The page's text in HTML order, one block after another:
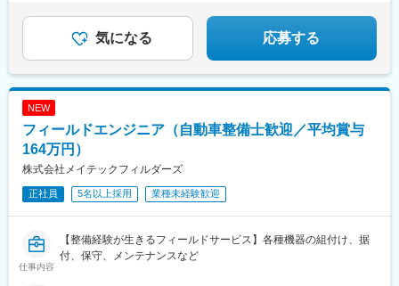
中津駅(大阪府・阪急線)、今出川駅、五条駅(京都市営)、桜島駅、
六本木駅、伊予大洲駅、福駅、芦原橋駅、桃山駅、野田阪神駅、
東比恵駅、渡辺橋駅、淀屋橋駅、鶴崎駅、西小倉駅、二島駅、今
池駅(福岡県)、上鳥羽口駅、竹下駅、小森江駅、甘木駅(西鉄線)、
広畑駅、住ノ江駅、江波駅、八本松駅、矢場町駅、大船駅、新羽
県)、丸の内駅(愛知県)、戸部駅、鶴見小野駅、三ツ沢下町駅、山
手駅、井土ケ谷駅、上永谷駅、和田町駅、鶴ケ峰駅、戸塚駅、赤
羽駅、峰駅、陸前落合駅、センター南駅、北四番丁駅、稲永駅、
岡本駅(栃木県)、笠寺駅、村井駅、茅野駅、本山駅(愛知県)、さが
み野駅、小俣駅(栃木県)、新前橋駅、群馬藤岡駅、本庄駅、垂井
駅、徳山駅、周防下郷駅、道ノ尾駅、大波止駅、喜々津駅、国母
駅、松江駅、伊賀屋駅、弥生が丘駅、宮崎駅、南鹿児島駅、さっ
ぽろ駅、青葉通一番町駅、千葉駅、虎ノ門駅、神奈川駅、市役所
前駅(長野県)、新静岡駅、第一通り駅、近鉄名古屋駅、金沢駅、中
気になる 応募する
NEW
フィールドエンジニア（自動車整備士歓迎／平均賞与
164万円）
株式会社メイテックフィルダーズ
正社員 5名以上採用 業種未経験歓迎
仕事内容
【整備経験が生きるフィールドサービス】各種機器の組付け、据
付、保守、メンテナンスなど